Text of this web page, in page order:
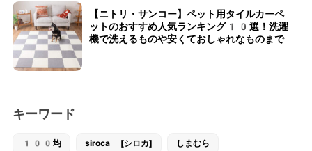
【ニトリ・サンコー】ペット用タイルカーペ
ットのおすすめ人気ランキング10選！洗濯
機で洗えるものや安くておしゃれなものまで
キーワード
100均 siroca [シロカ] しまむら